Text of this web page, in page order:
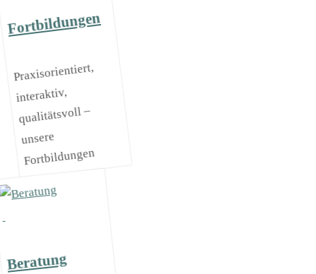
Fortbildungen
Praxisorientiert,
interaktiv,
qualitätsvoll –
unsere
Fortbildungen
Beratung